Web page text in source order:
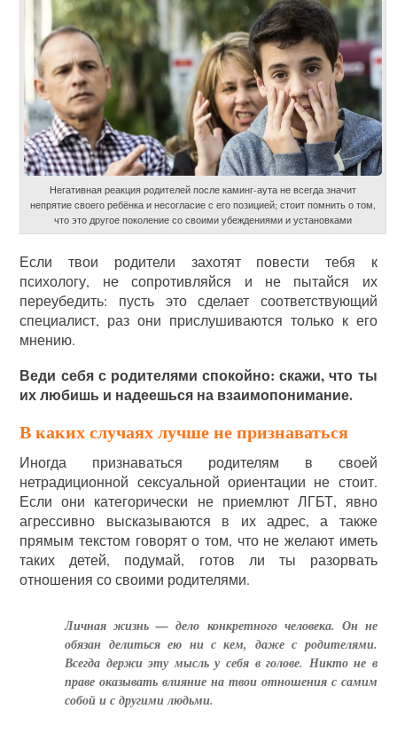
Негативная реакция родителей после каминг-аута не всегда значит
непрятие своего ребёнка и несогласие с его позицией; стоит помнить о том,
что это другое поколение со своими убеждениями и установками
Если твои родители захотят повести тебя к
психологу, не сопротивляйся и не пытайся их
переубедить: пусть это сделает соответствующий
специалист, раз они прислушиваются только к его
мнению.
Веди себя с родителями спокойно: скажи, что ты
их любишь и надеешься на взаимопонимание.
В каких случаях лучше не признаваться
Иногда признаваться родителям в своей
нетрадиционной сексуальной ориентации не стоит.
Если они категорически не приемлют ЛГБТ, явно
агрессивно высказываются в их адрес, а также
прямым текстом говорят о том, что не желают иметь
таких детей, подумай, готов ли ты разорвать
отношения со своими родителями.
Личная жизнь — дело конкретного человека. Он не
обязан делиться ею ни с кем, даже с родителями.
Всегда держи эту мысль у себя в голове. Никто не в
праве оказывать влияние на твои отношения с самим
собой и с другими людьми.